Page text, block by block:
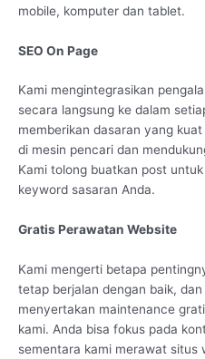
mobile, komputer dan tablet.
SEO On Page
Kami mengintegrasikan
secara langsung ke dalam
memberikan dasaran yang
di mesin pencari dan
Kami tolong buatkan post
keyword sasaran Anda.
Gratis Perawatan Website
Kami mengerti betapa
tetap berjalan dengan baik,
menyertakan maintenance
kami. Anda bisa fokus pada
sementara kami merawat situs